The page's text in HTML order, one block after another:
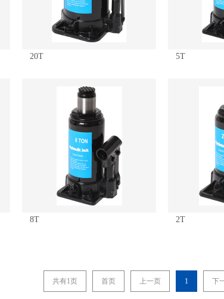
20T 5T
8T 2T
共有1页 首页 上一页 1 下